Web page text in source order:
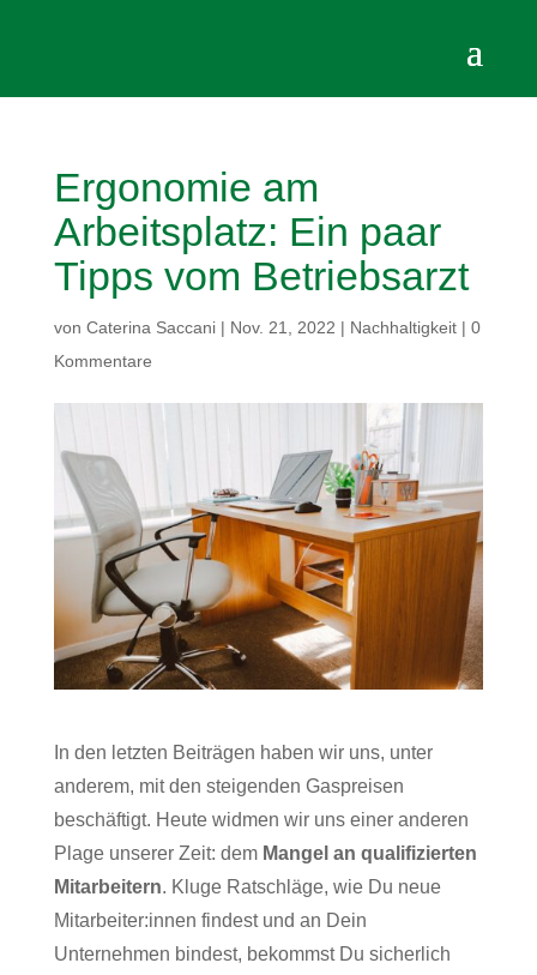
Ergonomie am
Arbeitsplatz: Ein paar
Tipps vom Betriebsarzt
von Caterina Saccani| Nov. 21, 2022 | Nachhaltigkeit| 0
Kommentare
In den letzten Beiträgen haben wir uns, unter
anderem, mit den steigenden Gaspreisen
beschäftigt. Heute widmen wir uns einer anderen
Plage unserer Zeit: dem Mangel an qualifizierten
Mitarbeitern. Kluge Ratschläge, wie Du neue
Mitarbeiter:innen findest und an Dein
Unternehmen bindest, bekommst Du sicherlich